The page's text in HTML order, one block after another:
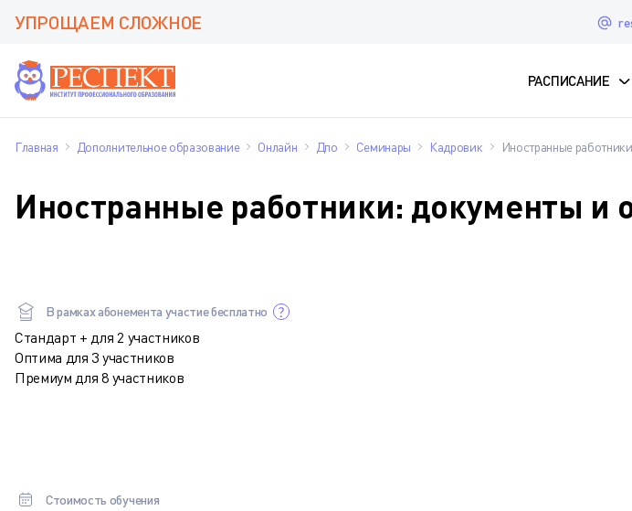
УПРОЩАЕМ СЛОЖНОЕ
РАСПИСАНИЕ
Главная Дополнительное образование Онлайн Дпо Семинары Кадровик Иностранные
Иностранные работники: документы и
В рамках абонемента участие бесплатно
Стандарт + для 2 участников
Оптима для 3 участников
Премиум для 8 участников
Стоимость обучения